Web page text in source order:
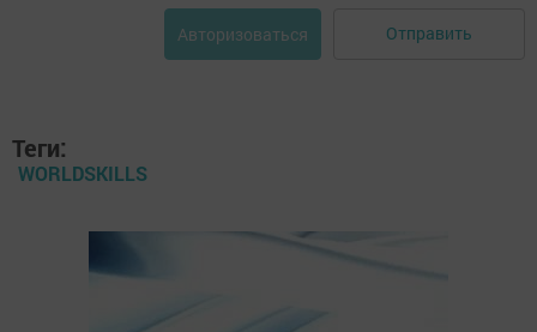
Авторизоваться Отправить
Теги:
WORLDSKILLS